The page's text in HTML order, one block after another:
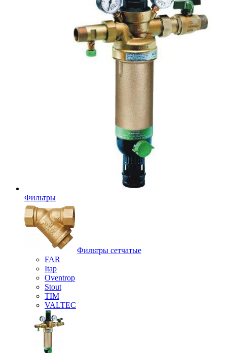
Фильтры
Фильтры сетчатые
FAR
Itap
Oventrop
Stout
TIM
VALTEC